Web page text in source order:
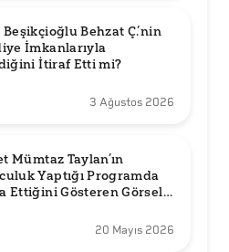
Behzat Ç.’nin
İmkanlarıyla
3 Ağustos 2026
Mümtaz Taylan’ın
Yaptığı Programda
Ettiğini Gösteren Görsel
20 Mayıs 2026